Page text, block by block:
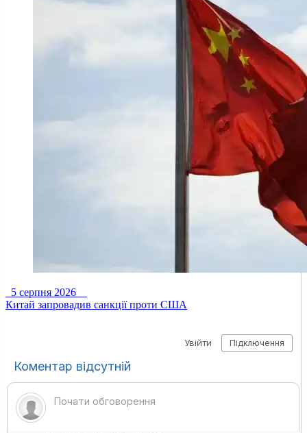
5 серпня 2026
Китай запровадив санкції проти США